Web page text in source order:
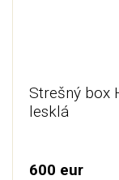
Strešný box
lesklá
600 eur